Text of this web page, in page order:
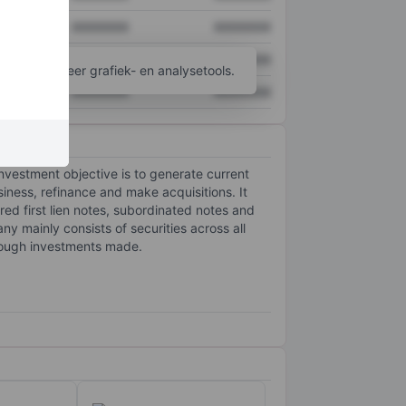
XXXXXXX XXXXXXX
tot meer grafiek- en analysetools.
objective is to generate current
refinance and make acquisitions. It
first lien notes, subordinated notes and
mainly consists of securities across all
investments made.